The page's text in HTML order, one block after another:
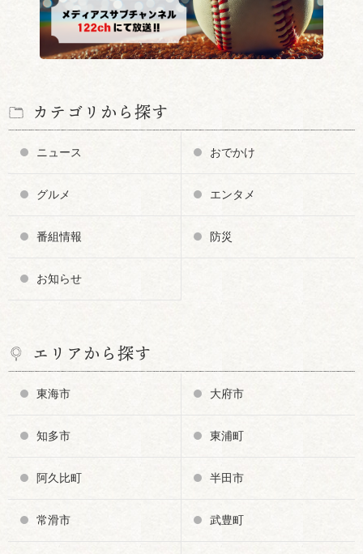
カテゴリから探す
ニュース おでかけ
グルメ エンタメ
番組情報 防災
お知らせ
エリアから探す
東海市 大府市
知多市 東浦町
阿久比町 半田市
常滑市 武豊町